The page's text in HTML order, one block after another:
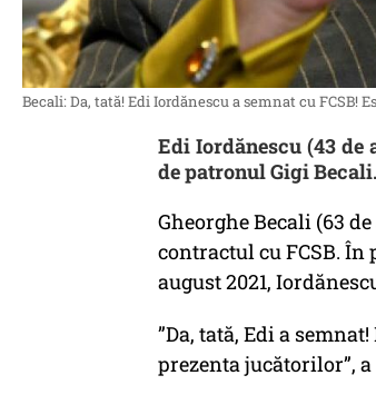
Becali: Da, tată! Edi Iordănescu a semnat cu FCSB!
Edi Iordănescu (43 de
de patronul Gigi Becali.
Gheorghe Becali (63
contractul cu FCSB.
august 2021,
”Da, tată, Edi a
prezenta jucătorilor”,